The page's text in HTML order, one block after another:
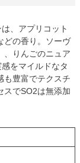
、アプリコット
どの香り。ソーヴ
、りんごのニュア
をマイルドなタ
も豊富でテクスチ
スでSO2は無添加